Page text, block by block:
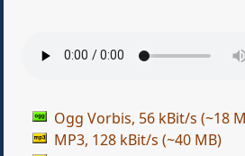
Ogg Vorbis, 56 kBit/s (~18
MP3, 128 kBit/s (~40 MB)